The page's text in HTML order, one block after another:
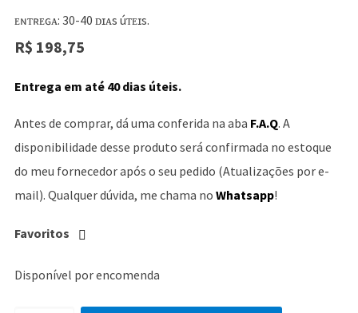
ᴇɴᴛʀᴇɢᴀ: 30-40 ᴅɪᴀs úᴛᴇɪs.
R$ 198,75
Entrega em até 40 dias úteis.
Antes de comprar, dá uma conferida na aba F.A.Q. A
disponibilidade desse produto será confirmada no estoque
do meu fornecedor após o seu pedido (Atualizações por e-
mail). Qualquer dúvida, me chama no Whatsapp!
Favoritos
Disponível por encomenda